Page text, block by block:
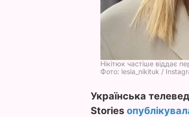
Нікітюк частіше віддає
Фото: lesia_nikituk /
Українська
Stories